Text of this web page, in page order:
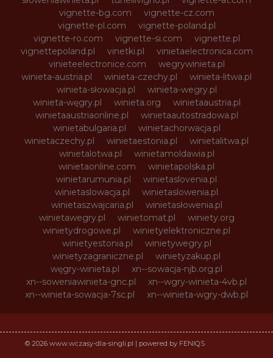
vignette-bg.com
vignette-cz.com
vignette-pl.com
vignette-poland.pl
vignette-ro.com
vignette-si.com
vignette.pl
vignettepoland.pl
vinetki.pl
vinietaelectronica.com
vinieteelectronice.com
wegrywinieta.pl
winieta-austria.pl
winieta-czechy.pl
winieta-litwa.pl
winieta-słowacja.pl
winieta-wegry.pl
winieta-węgry.pl
winieta.org
winietaaustria.pl
winietaaustriaonline.pl
winietaautostradowa.pl
winietabulgaria.pl
winietachorwacja.pl
winietaczechy.pl
winietaestonia.pl
winietalitwa.pl
winietalotwa.pl
winietamoldawia.pl
winietaonline.com
winietapolska.pl
winietarumunia.pl
winietaslovenia.pl
winietaslowacja.pl
winietaslowenia.pl
winietaszwajcaria.pl
winietasłowenia.pl
winietawegry.pl
winietomat.pl
winiety.org
winietydrogowe.pl
winietyelektroniczne.pl
winietyestonia.pl
winietywegry.pl
winietyzagraniczne.pl
winietyzakup.pl
węgry-winieta.pl
xn--sowacja-njb.org.pl
xn--soweniawinieta-gnc.pl
xn--wgry-winieta-4vb.pl
xn--winieta-sowacja-7sc.pl
xn--winieta-wgry-dwb.pl
© 2026 www.wczasy-dla-singli.pl | powered by FENIQS